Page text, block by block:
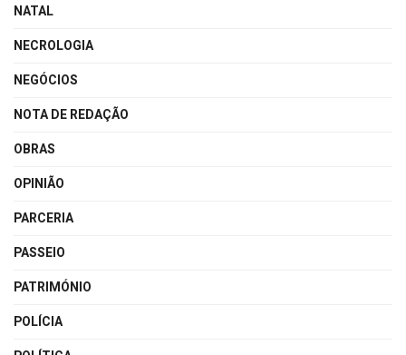
NATAL
NECROLOGIA
NEGÓCIOS
NOTA DE REDAÇÃO
OBRAS
OPINIÃO
PARCERIA
PASSEIO
PATRIMÓNIO
POLÍCIA